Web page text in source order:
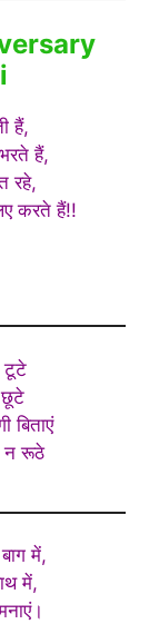
हैं,
हैं,
रहे,
करते हैं!!
टूटे
बिताएं
न रूठे
में,
में,